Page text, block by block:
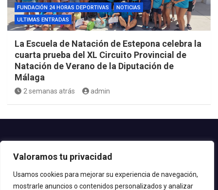
Valoramos tu privacidad
Usamos cookies para mejorar su experiencia de navegación,
mostrarle anuncios o contenidos personalizados y analizar
FUNDACIÓN 24 HORAS DEPORTIVAS
NOTICIAS
ULTIMAS ENTRADAS
La Escuela de Natación de Estepona celebra la
cuarta prueba del XL Circuito Provincial de
Natación de Verano de la Diputación de
Málaga
2 semanas atrás admin
Teléfono: 952.80.24.44